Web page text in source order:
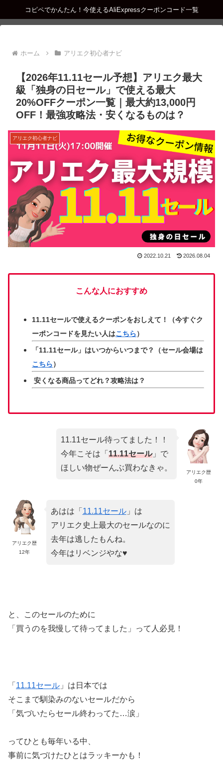
コピペでかんたん！今使えるAliExpressクーポンコード一覧
ホーム アリエク初心者ナビ
【2026年11.11セール予想】アリエク最大
級「独身の日セール」で使える最大
20%OFFクーポン一覧｜最大約13,000円
OFF！最強攻略法・安くなるものは？
アリエク初心者ナビ
2022.10.21 2026.08.04
こんな人におすすめ
11.11セールで使えるクーポンをおしえて！（今すぐク
ーポンコードを見たい人はこちら）
「11.11セール」はいつからいつまで？（セール会場は
こちら）
安くなる商品ってどれ？攻略法は？
アリエク歴
0年
11.11セール待ってました！！
今年こそは「11.11セール」で
ほしい物ぜーんぶ買わなきゃ。
アリエク歴
12年
あはは「 11.11セール」は
アリエク史上最大のセールなのに
去年は逃したもんね。
今年はリベンジやな♥
と、このセールのために
「買うのを我慢して待ってました」って人必見！
「 11.11セール 」は日本では
そこまで馴染みのないセールだから
「気づいたらセール終わってた…涙」
ってひとも毎年いる中、
事前に気づけたひとはラッキーかも！